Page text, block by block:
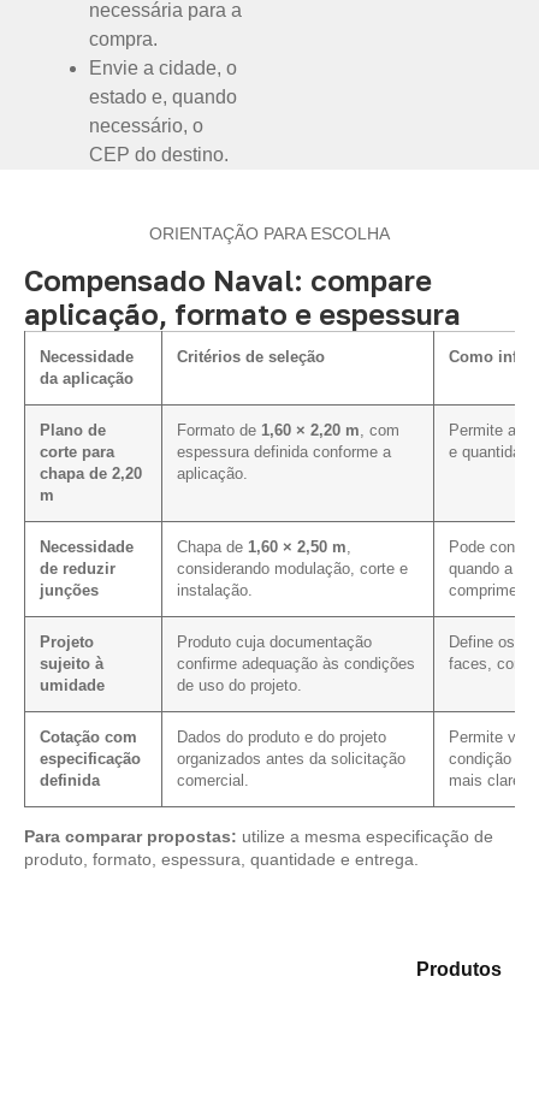
necessária para a
compra.
Envie a cidade, o
estado e, quando
necessário, o
CEP do destino.
ORIENTAÇÃO PARA ESCOLHA
Compensado Naval: compare
aplicação, formato e espessura
Necessidade
da aplicação
Critérios de seleção Como
Plano de
corte para
chapa de 2,20
m
Formato de 1,60 × 2,20 m , com
espessura definida conforme a
aplicação.
Permite
e
Necessidade
de reduzir
junções
Chapa de 1,60 × 2,50 m
considerando modulação, corte e
instalação.
Pode
quando a
Projeto
sujeito à
umidade
Produto cuja documentação
confirme adequação às condições
de uso do projeto.
Define os
faces,
Cotação com
especificação
definida
Dados do produto e do projeto
organizados antes da solicitação
comercial.
Permite
condição
mais
Para comparar propostas: utilize a mesma especificação de
produto, formato, espessura, quantidade e entrega.
Produtose